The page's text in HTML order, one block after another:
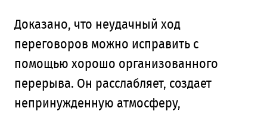
Доказано, что неудачный ход
переговоров можно исправить с
помощью хорошо организованного
перерыва. Он расслабляет, создает
непринужденную атмосферу,